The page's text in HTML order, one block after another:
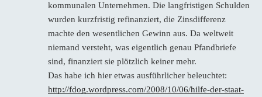
kommunalen Unternehmen. Die langfristigen Schulden
wurden kurzfristig refinanziert, die Zinsdifferenz
machte den wesentlichen Gewinn aus. Da weltweit
niemand versteht, was eigentlich genau Pfandbriefe
sind, finanziert sie plötzlich keiner mehr.
Das habe ich hier etwas ausführlicher beleuchtet:
http://fdog.wordpress.com/2008/10/06/hilfe-der-staat-